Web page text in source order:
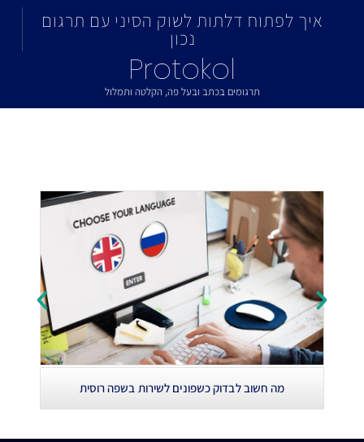
איך לפתוח דלתות לשוק הסיני עם תרגום
נכון
Protokol
תרגומים בכתב ובעל פה, הקלטה ותמלול
מה חשוב לבדוק כשפונים לשירות בשפה רוסית